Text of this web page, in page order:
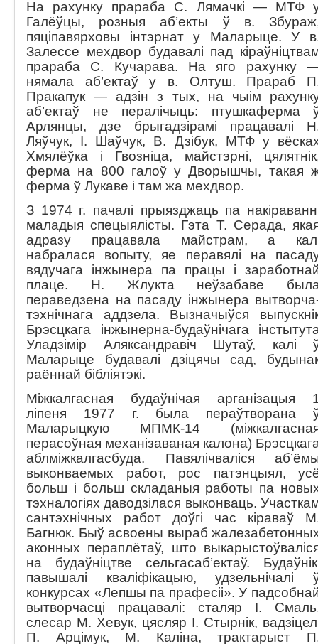
На рахунку прараба С. Лямачкі — МТФ
Галёўцы, розныя аб’екты ў в.
пяціпавярховы інтэрнат у Маларыце. У
Залессе мехдвор будавалі пад
прараба С. Кучарава. На яго рахунку
нямала аб’ектаў у в. Олтуш. Прараб
Пракапук — адзін з тых, на чыім
аб’ектаў не пералічыць: птушкаферма
Арлянцы, дзе брыгадзірамі працавалі
Ляўчук, І. Шаўчук, В. Дзібук, МТФ у
Хмялёўка і Гвозніца, майстэрні,
ферма на 800 галоў у Дворышчы, такая
ферма ў Лукаве і там жа мехдвор.
З 1974 г. пачалі прыязджаць па
маладыя спецыялісты. Гэта Т. Серада,
адразу працавала майстрам, а
набралася вопыту, яе перавялі на
вядучага інжынера па працы і
плаце. Н. Жлукта неўзабаве
пераведзена на пасаду інжынера
тэхнічнага аддзела. Вызначыўся
Брэсцкага інжынерна-будаўнічага
Уладзімір Аляксандравіч Шутаў, калі
Маларыце будавалі дзіцячы сад,
раённай бібліятэкі.
Міжкалгасная будаўнічая арганізацыя
ліпеня 1977 г. была пераўтворана
Маларыцкую МПМК-14
перасоўная механізаваная калона)
аблміжкалгасбуда. Павялічваліся
выконваемых работ, рос патэнцыял,
больш і больш складаныя работы па
тэхналогіях даводзілася выконваць.
сантэхнічных работ доўгі час кіраваў
Багнюк. Быў асвоены выраб
аконных пераплётаў, што
на будаўніцтве сельгасаб’ектаў.
павышалі кваліфікацыю, удзельнічалі
конкурсах «Лепшы па прафесіі». У
вытворчасці працавалі: сталяр І.
слесар М. Хевук, цясляр І. Стырнік,
П. Арцімук, М. Каліна, трактарыст